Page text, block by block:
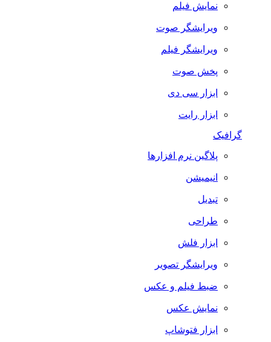
نمایش فیلم
ویرایشگر صوت
ویرایشگر فیلم
پخش صوت
ابزار سی دی
ابزار رایت
گرافیک
پلاگین نرم افزارها
انیمیشن
تبدیل
طراحی
ابزار فلش
ویرایشگر تصویر
ضبط فيلم و عكس
نمایش عکس
ابزار فتوشاپ